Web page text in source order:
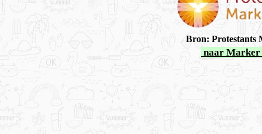
Bron: Protestants
naar Marker